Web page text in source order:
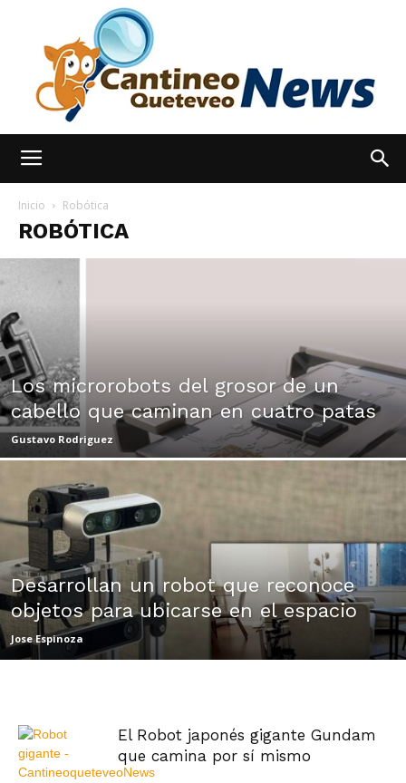
Noticias
|
Hora
|
Inicio Robótica
ROBÓTICA
Los microrobots del grosor de un
cabello que caminan en cuatro patas
Gustavo Rodriguez
Desarrollan un robot que reconoce
objetos para ubicarse en el espacio
Jose Espinoza
El Robot japonés gigante Gundam
que camina por sí mismo